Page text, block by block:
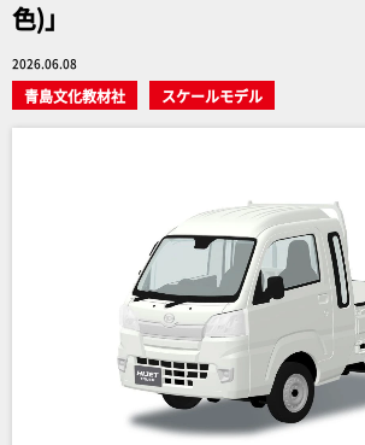
色)」
2026.06.08
青島文化教材社 スケールモデル